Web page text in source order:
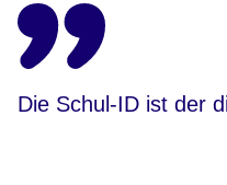
Die Schul-ID ist der